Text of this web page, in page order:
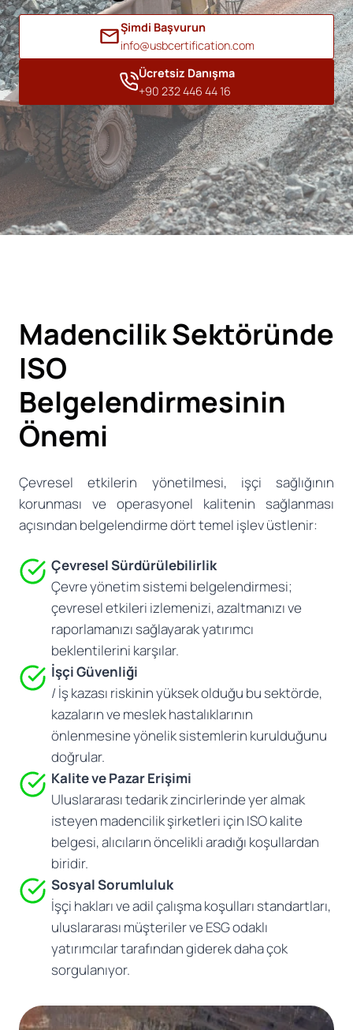
Şimdi Başvurun
info@usbcertification.com
Ücretsiz Danışma
+90 232 446 44 16
Madencilik Sektöründe
ISO
Belgelendirmesinin
Önemi
Çevresel etkilerin yönetilmesi, işçi sağlığının
korunması ve operasyonel kalitenin sağlanması
açısından belgelendirme dört temel işlev üstlenir:
Çevresel Sürdürülebilirlik
Çevre yönetim sistemi belgelendirmesi;
çevresel etkileri izlemenizi, azaltmanızı ve
raporlamanızı sağlayarak yatırımcı
beklentilerini karşılar.
İşçi Güvenliği
/ İş kazası riskinin yüksek olduğu bu sektörde,
kazaların ve meslek hastalıklarının
önlenmesine yönelik sistemlerin kurulduğunu
doğrular.
Kalite ve Pazar Erişimi
Uluslararası tedarik zincirlerinde yer almak
isteyen madencilik şirketleri için ISO kalite
belgesi, alıcıların öncelikli aradığı koşullardan
biridir.
Sosyal Sorumluluk
İşçi hakları ve adil çalışma koşulları standartları,
uluslararası müşteriler ve ESG odaklı
yatırımcılar tarafından giderek daha çok
sorgulanıyor.